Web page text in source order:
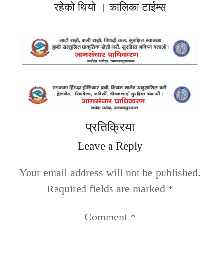
रहेको थियो । कालिका टाईम्स
प्रतिक्रिया
Leave a Reply
Your email address will not be published.
Required fields are marked *
Comment *